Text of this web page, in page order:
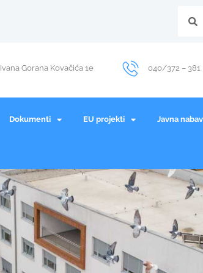
Ivana Gorana Kovačića 1e 040/372 – 381
Dokumenti EU projekti Javna